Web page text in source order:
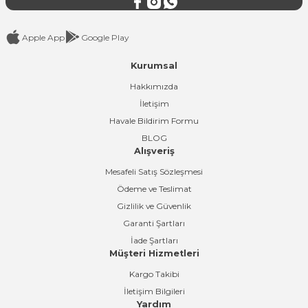
Apple App Google Play
Kurumsal
Hakkımızda
İletişim
Havale Bildirim Formu
BLOG
Alışveriş
Mesafeli Satış Sözleşmesi
Ödeme ve Teslimat
Gizlilik ve Güvenlik
Garanti Şartları
İade Şartları
Müşteri Hizmetleri
Kargo Takibi
İletişim Bilgileri
Yardım